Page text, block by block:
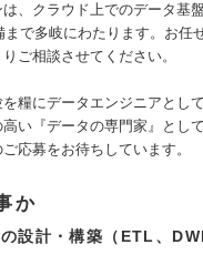
、クラウド上でのデータ基
まで多岐にわたります。お任
ご相談させてください。
糧にデータエンジニアとし
い『データの専門家』とし
応募をお待ちしています。
か
設計・構築（ETL、